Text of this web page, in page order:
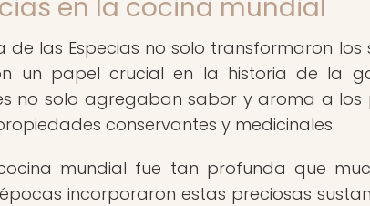
en la cocina mundial
de las Especias no solo transformaron los
un papel crucial en la historia de la
no solo agregaban sabor y aroma a los
conservantes y medicinales.
mundial fue tan profunda que
incorporaron estas preciosas